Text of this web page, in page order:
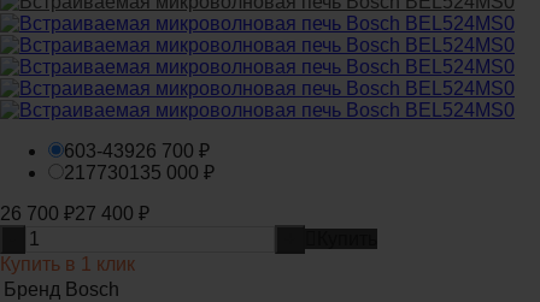
603-43926 700 ₽
2177301 35 000 ₽
26 700 ₽27 400 ₽
Купить в 1 клик
Бренд Bosch